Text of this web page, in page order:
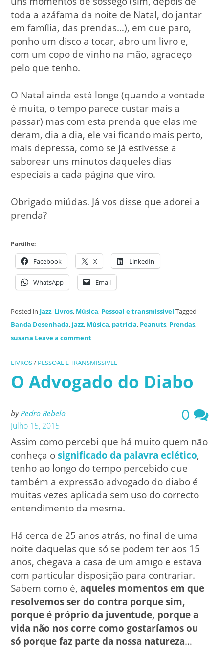
toda a azáfama da noite de Natal, do jantar
em família, das prendas…), em que paro,
ponho um disco a tocar, abro um livro e,
com um copo de vinho na mão, agradeço
pelo que tenho.
O Natal ainda está longe (quando a vontade
é muita, o tempo parece custar mais a
passar) mas com esta prenda que elas me
deram, dia a dia, ele vai ficando mais perto,
mais depressa, como se já estivesse a
saborear uns minutos daqueles dias
especiais a cada página que viro.
Obrigado miúdas. Já vos disse que adorei a
prenda?
Partilhe:
Facebook X LinkedIn
WhatsApp Email
Posted in Jazz, Livros, Música, Pessoal e transmissivel Tagged
Banda Desenhada, jazz, Música, patricia, Peanuts, Prendas,
susana Leave a comment
LIVROS/ PESSOAL E TRANSMISSIVEL
O Advogado do Diabo
byPedro Rebelo
Julho 15, 2015
0
Assim como percebi que há muito quem não
conheça osignificado da palavra eclético,
tenho ao longo do tempo percebido que
também a expressão advogado do diabo é
muitas vezes aplicada sem uso do correcto
entendimento da mesma.
Há cerca de 25 anos atrás, no final de uma
noite daquelas que só se podem ter aos 15
anos, chegava a casa de um amigo e estava
com particular disposição para contrariar.
Sabem como é,aqueles momentos em que
resolvemos ser do contra porque sim,
porque é próprio da juventude, porque a
vida não nos corre como gostaríamos ou
só porque faz parte da nossa natureza…